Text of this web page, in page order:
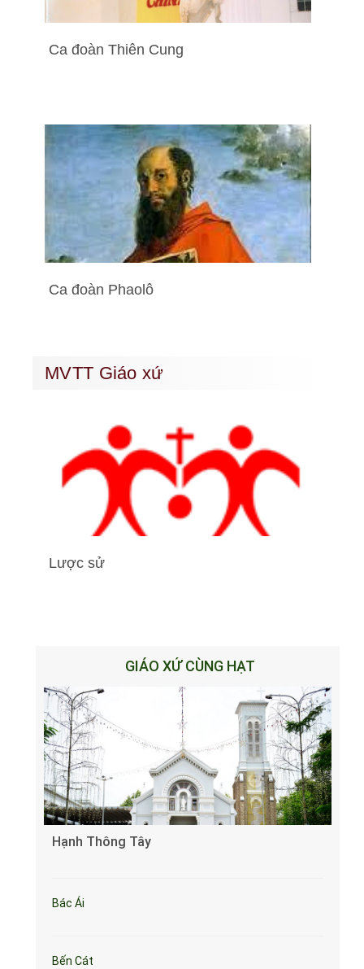
Ca đoàn Thiên Cung
Ca đoàn Phaolô
MVTT Giáo xứ
Lược sử
GIÁO XỨ CÙNG HẠT
Hạnh Thông Tây
Bác Ái
Bến Cát